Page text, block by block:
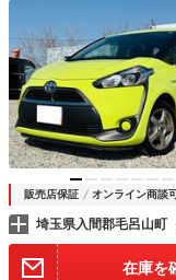
プ レーンアシスト
車
販売店保証 オンライン商談可
埼玉県入間郡毛呂山町
在庫を